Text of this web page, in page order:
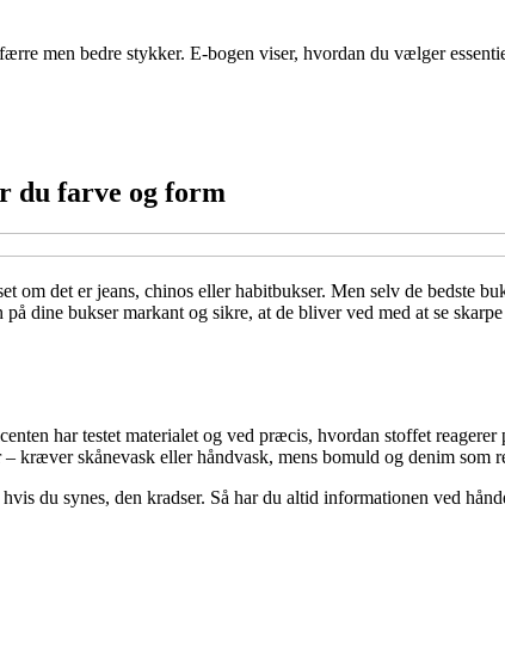
men bedre stykker. E-bogen viser, hvordan du vælger
du farve og form
om det er jeans, chinos eller habitbukser. Men selv de bedste
dine bukser markant og sikre, at de bliver ved med at se
har testet materialet og ved præcis, hvordan stoffet
kræver skånevask eller håndvask, mens bomuld og denim som
du synes, den kradser. Så har du altid informationen ved